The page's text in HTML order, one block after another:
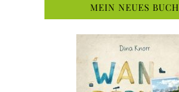
MEIN NEUES BUCH